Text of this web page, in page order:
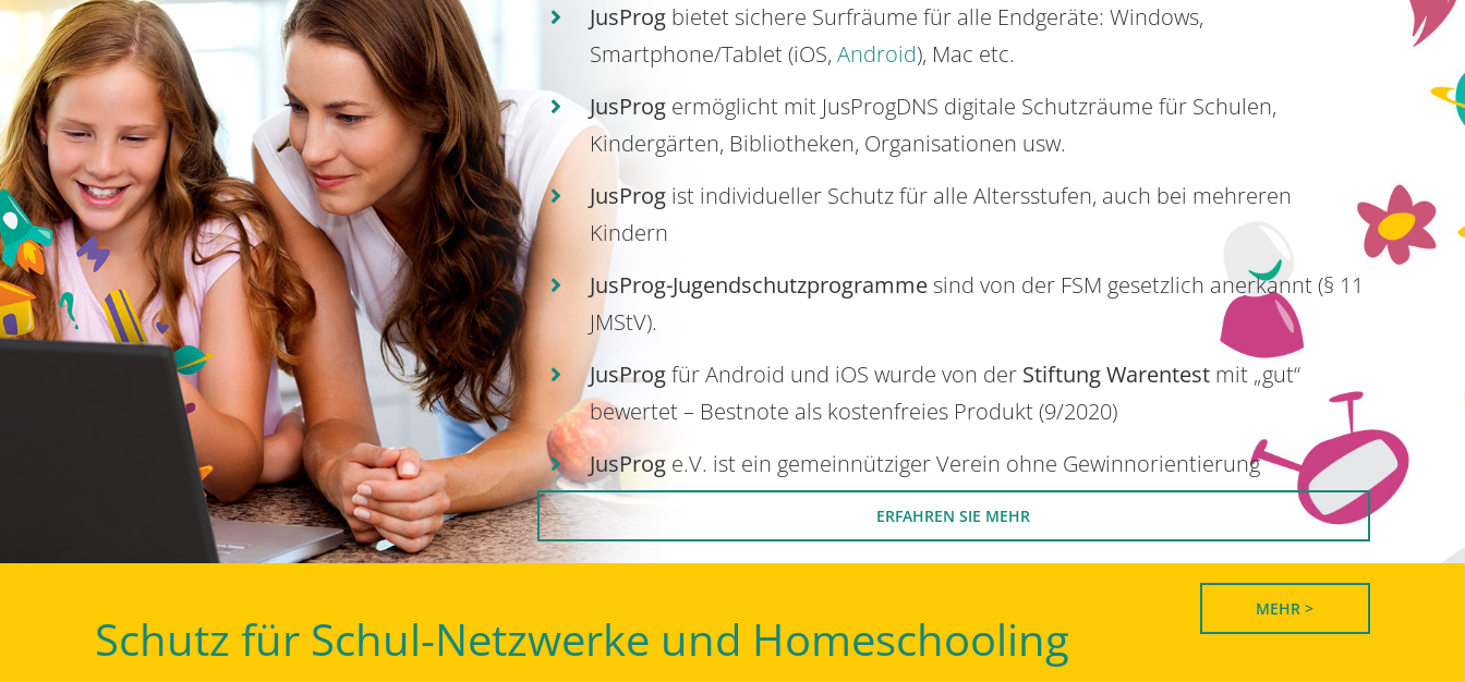
JusProgbietet sichere Surfräume für alle Endgeräte: Windows,
Smartphone/Tablet (iOS, Android), Mac etc.
JusProg ermöglicht mit JusProgDNS digitale Schutzräume für Schulen,
Kindergärten, Bibliotheken, Organisationen usw.
JusProgist individueller Schutz für alle Altersstufen, auch bei mehreren
Kindern
JusProg-Jugendschutzprogrammesind von der FSM gesetzlich anerkannt (§ 11
JMStV).
JusProgfür Android und iOS wurde von der Stiftung Warentestmit „gut“
bewertet – Bestnote als kostenfreies Produkt (9/2020)
JusProge.V. ist ein gemeinnütziger Verein ohne Gewinnorientierung
ERFAHREN SIE MEHR
Schutz für Schul-Netzwerke und Homeschooling
MEHR >